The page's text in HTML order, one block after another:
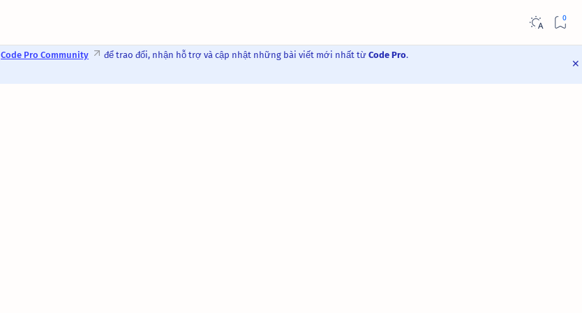
Code Pro Community để trao đổi, nhận hỗ trợ và cập nhật những bài viết mới nhất từ Code Pro.